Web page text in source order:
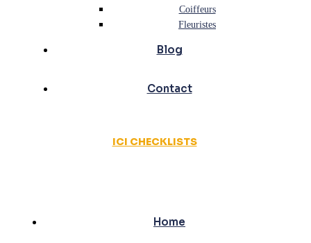
Coiffeurs
Fleuristes
Blog
Contact
ICI CHECKLISTS
Home